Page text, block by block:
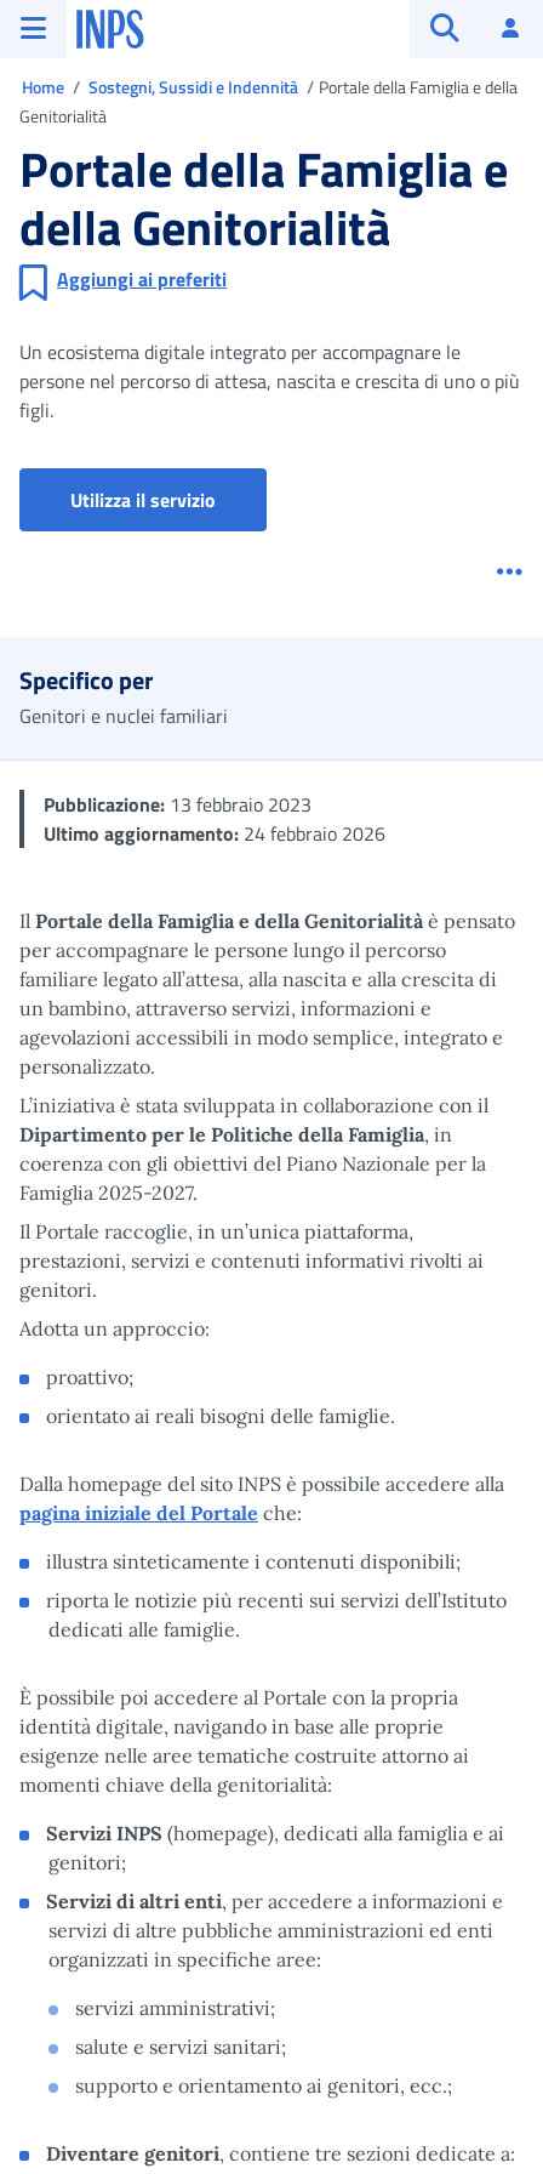
Vai al menu principale
Vai al contenuto principale
Vai al pie' di pagina
INPS ()
Home Sostegni, Sussidi e Indennità
Portale della Famiglia e della
Genitorialità
Portale della Famiglia e
della Genitorialità
Aggiungi ai preferiti
Un ecosistema digitale integrato per accompagnare le
persone nel percorso di attesa, nascita e crescita di uno o più
figli.
Utilizza il servizio
Specifico per
Genitori e nuclei familiari
Pubblicazione: 13 febbraio 2023
Ultimo aggiornamento: 24 febbraio 2026
Il Portale della Famiglia e della Genitorialità è pensato
per accompagnare le persone lungo il percorso
familiare legato all’attesa, alla nascita e alla crescita di
un bambino, attraverso servizi, informazioni e
agevolazioni accessibili in modo semplice, integrato e
personalizzato.
L’iniziativa è stata sviluppata in collaborazione con il
Dipartimento per le Politiche della Famiglia, in
coerenza con gli obiettivi del Piano Nazionale per la
Famiglia 2025-2027.
Il Portale raccoglie, in un’unica piattaforma,
prestazioni, servizi e contenuti informativi rivolti ai
genitori.
Adotta un approccio:
proattivo;
orientato ai reali bisogni delle famiglie.
Dalla homepage del sito INPS è possibile accedere alla
pagina iniziale del Portale che:
illustra sinteticamente i contenuti disponibili;
riporta le notizie più recenti sui servizi dell’Istituto
dedicati alle famiglie.
È possibile poi accedere al Portale con la propria
identità digitale, navigando in base alle proprie
esigenze nelle aree tematiche costruite attorno ai
momenti chiave della genitorialità:
Servizi INPS (homepage), dedicati alla famiglia e ai
genitori;
Servizi di altri enti, per accedere a informazioni e
servizi di altre pubbliche amministrazioni ed enti
organizzati in specifiche aree:
servizi amministrativi;
salute e servizi sanitari;
supporto e orientamento ai genitori, ecc.;
Diventare genitori, contiene tre sezioni dedicate a: